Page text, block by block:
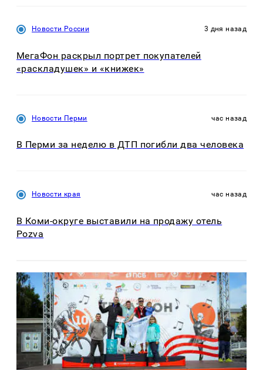
Новости России 3 дня назад
МегаФон раскрыл портрет покупателей
«раскладушек» и «книжек»
Новости Перми час назад
В Перми за неделю в ДТП погибли два человека
Новости края час назад
В Коми-округе выставили на продажу отель
Pozva